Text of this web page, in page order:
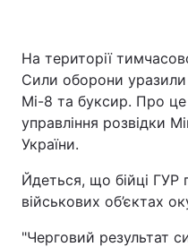
Україна
Економіка
Спорт
Техно і зв'язок
Зброя
На території
Сили оборони
Мі-8 та буксир. Про це
управління розвідки
України.
Йдеться, що бійці
військових об’єктах
"Черговий результат